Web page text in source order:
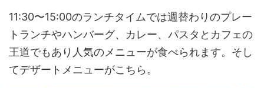
11:30〜15:00のランチタイムでは週替わりのプレー
トランチやハンバーグ、カレー、パスタとカフェの
王道でもあり人気のメニューが食べられます。そし
てデザートメニューがこちら。